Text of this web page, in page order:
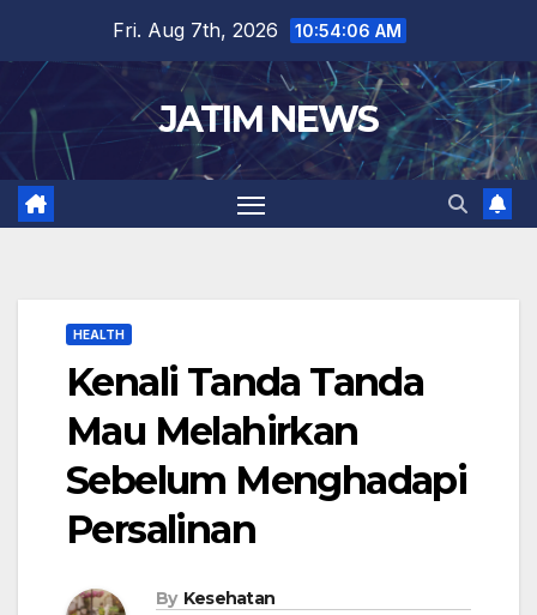
content
Fri. Aug 7th, 2026 10:54:07 AM
JATIM NEWS
HEALTH
Kenali Tanda Tanda
Mau Melahirkan
Sebelum Menghadapi
Persalinan
By Kesehatan